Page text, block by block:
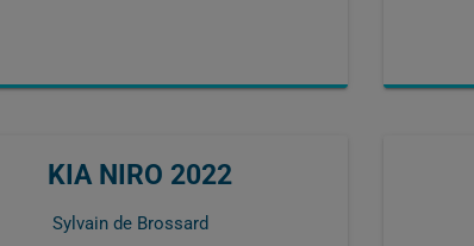
KIA NIRO 2022
Sylvain de Brossard